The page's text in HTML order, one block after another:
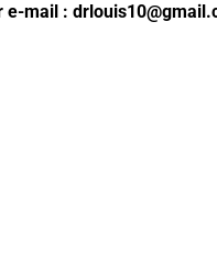
e-mail :